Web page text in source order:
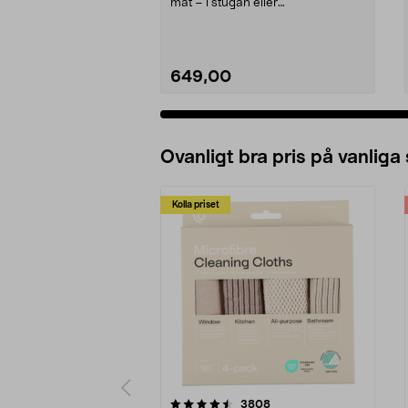
mat – i stugan eller
649,00
Ovanligt bra pris på vanliga
Kolla priset
3808recensioner
4.0av 5 stjärnor